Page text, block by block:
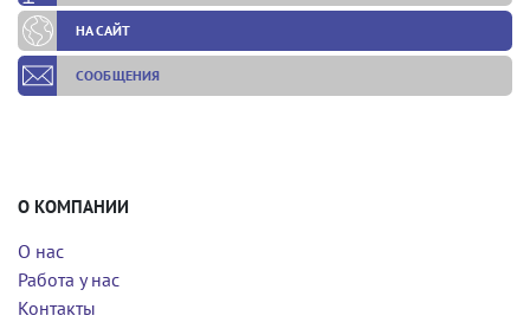
НА САЙТ
СООБЩЕНИЯ
О КОМПАНИИ
О нас
Работа у нас
Контакты